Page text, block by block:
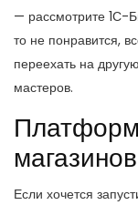
— рассмотрите 1С-
то не понравится,
переехать на
мастеров.
магазинов
Если хочется